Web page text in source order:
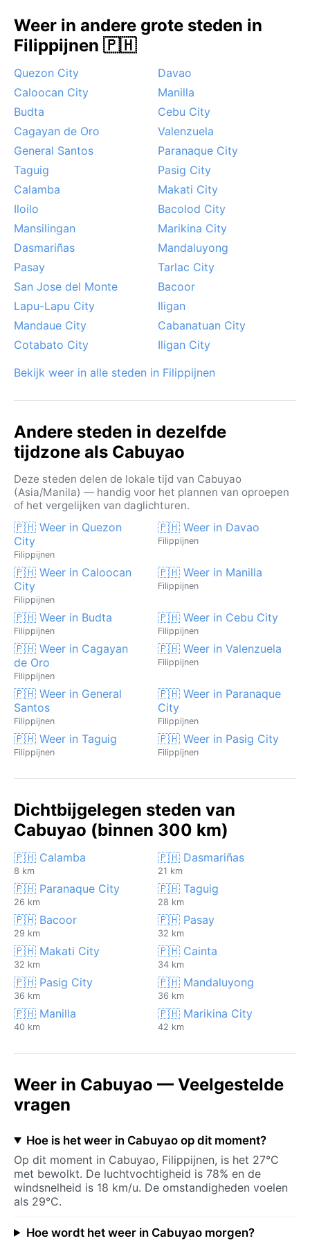
december tot februari, wanneer de kans op regen het
kleinst is en de temperaturen het dragelijkst. Het
die vooral tussen juni en november de regio kunnen
treffen. Deze tropische cyclonen brengen soms
overstromingen en windschade met zich mee. Ook de
zuidwestmoesson, lokaal bekend als habagat, zorgt in
de natte maanden voor aanhoudende regenval.
Sneeuw of sirocco komt hier niet voor; het klimaat
blijft het hele jaar door tropisch en vochtig.
Weer in andere grote steden in
Filippijnen 🇵🇭
Quezon City
Davao
Caloocan City
Manilla
Budta
Cebu City
Cagayan de Oro
Valenzuela
General Santos
Paranaque City
Taguig
Pasig City
Calamba
Makati City
Iloilo
Bacolod City
Mansilingan
Marikina City
Dasmariñas
Mandaluyong
Pasay
Tarlac City
San Jose del Monte
Bacoor
Lapu-Lapu City
Iligan
Mandaue City
Cabanatuan City
Cotabato City
Iligan City
Bekijk weer in alle steden in Filippijnen
Andere steden in dezelfde
tijdzone als Cabuyao
Deze steden delen de lokale tijd van Cabuyao
(Asia/Manila) — handig voor het plannen van oproepen
of het vergelijken van daglichturen.
🇵🇭 Weer in Quezon
City
Filippijnen
🇵🇭 Weer in Davao
Filippijnen
🇵🇭 Weer in Caloocan
City
Filippijnen
🇵🇭 Weer in Manilla
Filippijnen
🇵🇭 Weer in Budta
Filippijnen
🇵🇭 Weer in Cebu City
Filippijnen
🇵🇭 Weer in Cagayan
de Oro
Filippijnen
🇵🇭 Weer in Valenzuela
Filippijnen
🇵🇭 Weer in General
Santos
Filippijnen
🇵🇭 Weer in Paranaque
City
Filippijnen
🇵🇭 Weer in Taguig
Filippijnen
🇵🇭 Weer in Pasig City
Filippijnen
Dichtbijgelegen steden van
Cabuyao (binnen 300 km)
🇵🇭 Calamba
8 km
🇵🇭 Dasmariñas
21 km
🇵🇭 Paranaque City
26 km
🇵🇭 Taguig
28 km
🇵🇭 Bacoor
29 km
🇵🇭 Pasay
32 km
🇵🇭 Makati City
32 km
🇵🇭 Cainta
34 km
🇵🇭 Pasig City
36 km
🇵🇭 Mandaluyong
36 km
🇵🇭 Manilla
40 km
🇵🇭 Marikina City
42 km
Weer in Cabuyao — Veelgestelde
vragen
Hoe is het weer in Cabuyao op dit moment?
Op dit moment in Cabuyao, Filippijnen, is het 27°C
met bewolkt. De luchtvochtigheid is 78% en de
windsnelheid is 18 km/u. De omstandigheden voelen
als 29°C.
Hoe wordt het weer in Cabuyao morgen?